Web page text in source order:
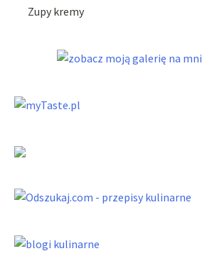
Zupy kremy